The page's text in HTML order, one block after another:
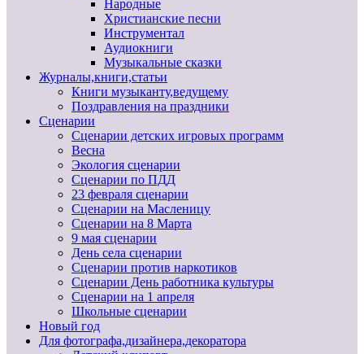
Народные
Христианские песни
Инструментал
Аудиокниги
Музыкальные сказки
Журналы,книги,статьи
Книги музыканту,ведущему
Поздравления на праздники
Сценарии
Сценарии детских игровых программ
Весна
Экология сценарии
Сценарии по ПДД
23 февраля сценарии
Сценарии на Масленицу
Сценарии на 8 Марта
9 мая сценарии
День села сценарии
Сценарии против наркотиков
Сценарии День работника культуры
Сценарии на 1 апреля
Школьные сценарии
Новый год
Для фотографа,дизайнера,декоратора